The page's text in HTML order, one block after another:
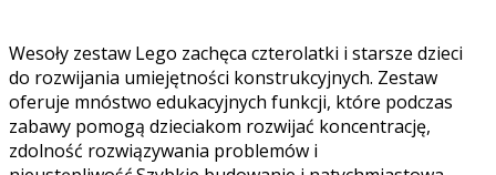
Wesoły zestaw Lego zachęca czterolatki i starsze dzieci
do rozwijania umiejętności konstrukcyjnych. Zestaw
oferuje mnóstwo edukacyjnych funkcji, które podczas
zabawy pomogą dzieciakom rozwijać koncentrację,
zdolność rozwiązywania problemów i